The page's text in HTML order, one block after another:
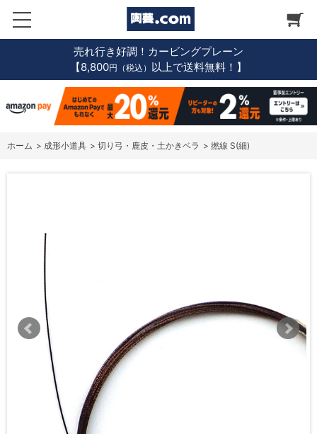
売れ行き好調！カービングプレーン
【8,800円（税込） 以上で送料無料！】
ホーム > 成形小道具 > 切り弓・鹿皮・土かきベラ > 撚線 S(細)